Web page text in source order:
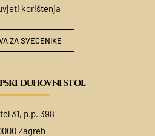
korištenja
ZA SVEĆENIKE
duhovni stol
31, p.p. 398
Zagreb